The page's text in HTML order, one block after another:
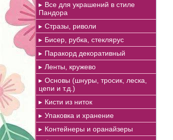
Все для украшений в стиле
Пандора
Стразы, риволи
Бисер, рубка, стеклярус
Паракорд декоративный
Ленты, кружево
Основы (шнуры, тросик, леска,
цепи и т.д.)
Кисти из ниток
Упаковка и хранение
Контейнеры и оранайзеры